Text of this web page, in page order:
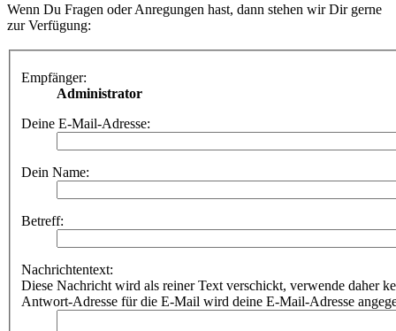
Wenn Du Fragen oder Anregungen hast, dann stehen wir Dir gerne
zur Verfügung:
Empfänger:
Administrator
Deine E-Mail-Adresse:
Dein Name:
Betreff:
Nachrichtentext:
Diese Nachricht wird als reiner Text verschickt, verwende daher
Antwort-Adresse für die E-Mail wird deine E-Mail-Adresse